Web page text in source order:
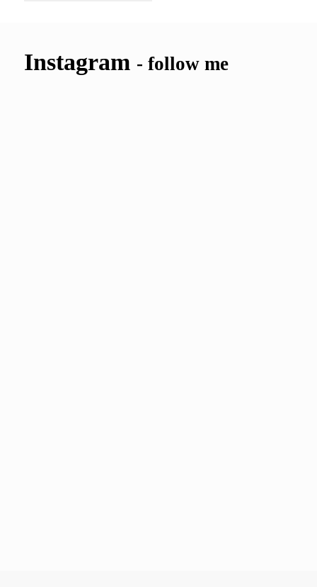
Instagram - follow me